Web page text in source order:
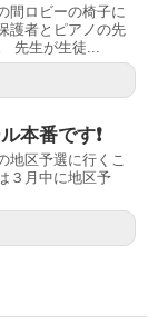
間ロビーの椅子に
護者とピアノの先
先生が生徒...
本番です❗️
地区予選に行くこ
月中に地区予